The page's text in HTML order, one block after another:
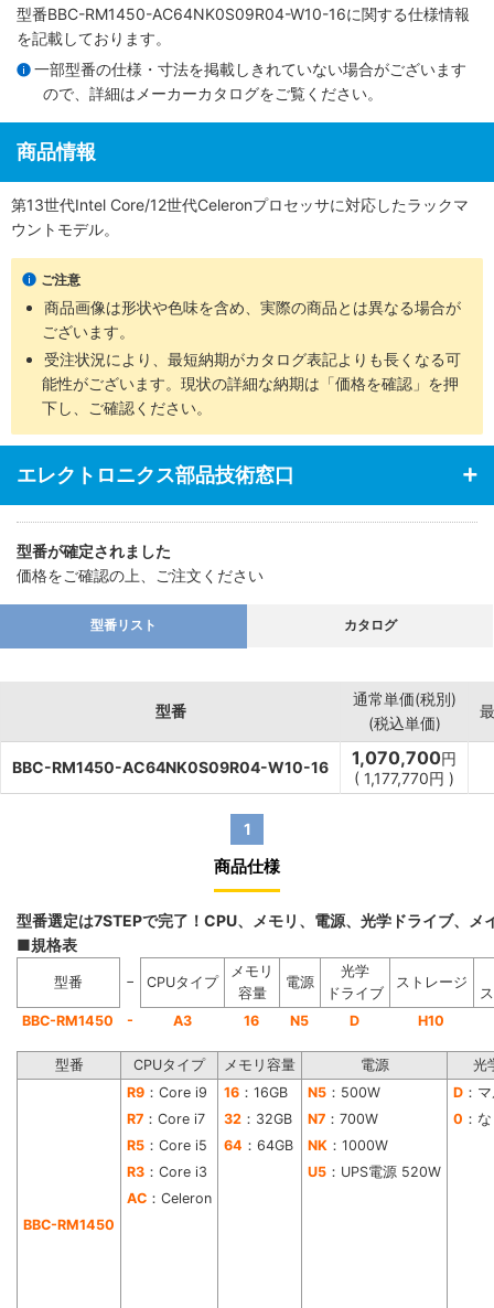
型番BBC-RM1450-AC64NK0S09R04-W10-16に関する仕様情報
を記載しております。
一部型番の仕様・寸法を掲載しきれていない場合がございます
ので、詳細は メーカーカタログをご覧ください。
商品情報
第13世代Intel Core/12世代Celeronプロセッサに対応したラックマ
ウントモデル。
ご注意
商品画像は形状や色味を含め、実際の商品とは異なる場合が
ございます。
受注状況により、最短納期がカタログ表記よりも長くなる可
能性がございます。現状の詳細な納期は「価格を確認」を押
下し、ご確認ください。
エレクトロニクス部品技術窓口
型番が確定されました
価格をご確認の上、ご注文ください
型番リスト カタログ
型番
通常単価(税別)
(税込単価)
BBC-RM1450-AC64NK0S09R04-W10-16 1,070,700円
( 1,177,770円 )
1
商品仕様
型番選定は7STEPで完了！CPU、メモリ、電源、光学ドライブ、
■規格表
型番 − CPUタイプ
メモリ
容量
電源
光学
ドライブ
ストレージ
BBC-RM1450
- A3 16 N5 D H10
型番 CPUタイプ メモリ容量 電源 光
BBC-RM1450
R9 ：Core i9 16 ：16GB N5 ：500W D ：
R7 ：Core i7 32 ：32GB N7 ：700W 0 ：
R5 ：Core i5 64 ：64GB NK ：1000W
R3 ：Core i3 U5 ：UPS電源 520W
AC ：Celeron